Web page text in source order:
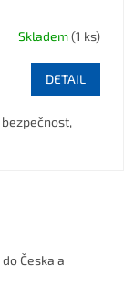
Skladem(1 ks)
DETAIL
výpisu
Česka a